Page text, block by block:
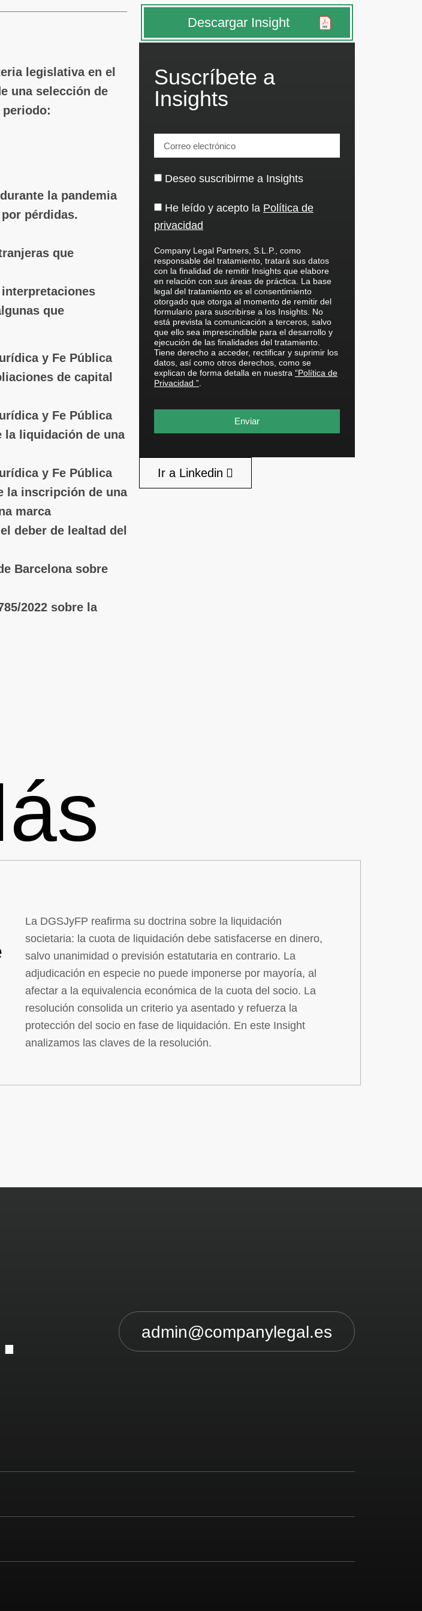
legislativa en el
una selección de
periodo:
la pandemia
pérdidas.
que
que
y Fe Pública
de capital
y Fe Pública
la liquidación de una
y Fe Pública
la inscripción de una
marca
deber de lealtad del
Barcelona sobre
2022 sobre la
Descargar Insight
Suscríbete a
Insights
Deseo suscribirme a Insights
He leído y acepto la Política de
privacidad
Company Legal Partners, S.L.P., como
responsable del tratamiento, tratará sus datos
con la finalidad de remitir Insights que elabore
en relación con sus áreas de práctica. La base
legal del tratamiento es el consentimiento
otorgado que otorga al momento de remitir del
formulario para suscribirse a los Insights. No
está prevista la comunicación a terceros, salvo
que ello sea imprescindible para el desarrollo y
ejecución de las finalidades del tratamiento.
Tiene derecho a acceder, rectificar y suprimir los
datos, así como otros derechos, como se
explican de forma detalla en nuestra “Política de
Privacidad ”.
Enviar
Ir a Linkedin
La DGSJyFP reafirma su doctrina sobre la liquidación
societaria: la cuota de liquidación debe satisfacerse en dinero,
salvo unanimidad o previsión estatutaria en contrario. La
adjudicación en especie no puede imponerse por mayoría, al
afectar a la equivalencia económica de la cuota del socio. La
resolución consolida un criterio ya asentado y refuerza la
protección del socio en fase de liquidación. En este Insight
analizamos las claves de la resolución.
admin@companylegal.es